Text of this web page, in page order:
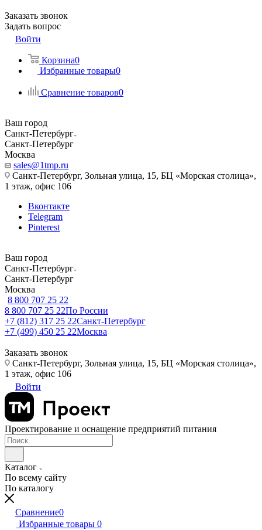
Заказать звонок
Задать вопрос
Войти
Корзина0
Избранные товары0
Сравнение товаров0
Ваш город
Санкт-Петербург
Санкт-Петербург
Москва
sales@1tmp.ru
Санкт-Петербург, Зольная улица, 15, БЦ «Морская столица»,
1 этаж, офис 106
Вконтакте
Telegram
Pinterest
Ваш город
Санкт-Петербург
Санкт-Петербург
Москва
8 800 707 25 22
8 800 707 25 22По России
+7 (812) 317 25 22Санкт-Петербург
+7 (499) 450 25 22Москва
Заказать звонок
Санкт-Петербург, Зольная улица, 15, БЦ «Морская столица»,
1 этаж, офис 106
Войти
Проектирование и оснащение предприятий питания
Каталог
По всему сайту
По каталогу
Сравнение0
Избранные товары 0